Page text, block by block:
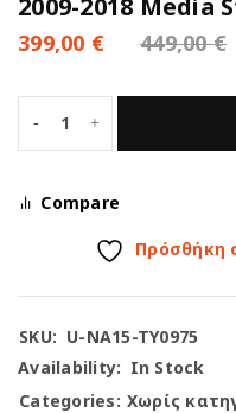
2009-2018 Media
449,00€
399,00 €
Compare
Πρόσθήκη
SKU: U-NA15-TY0975
Availability: In Stock
Categories: Χωρίς